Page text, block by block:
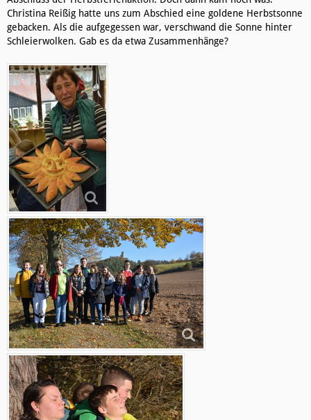
Christina Reißig hatte uns zum Abschied eine goldene Herbstsonne
gebacken. Als die aufgegessen war, verschwand die Sonne hinter
Schleierwolken. Gab es da etwa Zusammenhänge?